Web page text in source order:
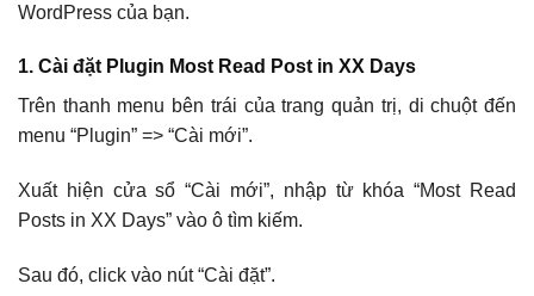
WordPress của bạn.
1. Cài đặt Plugin Most Read Post in XX Days
Trên thanh menu bên trái của trang quản trị, di chuột đến
menu “Plugin” => “Cài mới”.
Xuất hiện cửa sổ “Cài mới”, nhập từ khóa “Most Read
Posts in XX Days” vào ô tìm kiếm.
Sau đó, click vào nút “Cài đặt”.